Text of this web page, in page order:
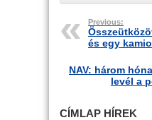
Previous:
és egy
NAV: három
levél a
CÍMLAP HÍREK